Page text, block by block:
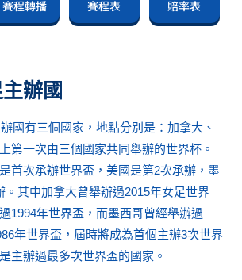
賽程轉播 賽程表 賠率表
辦國
國有三個國家，地點分別是：加拿大、
第一次由三個國家共同舉辦的世界杯。
首次承辦世界盃，美國是第2次承辦，墨
。其中加拿大曾舉辦過2015年女足世界
1994年世界盃，而墨西哥曾經舉辦過
年世界盃，屆時將成為首個主辦3次世界
主辦過最多次世界盃的國家。